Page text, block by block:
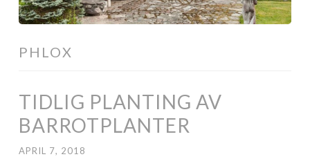
PHLOX
TIDLIG PLANTING AV
BARROTPLANTER
APRIL 7, 2018